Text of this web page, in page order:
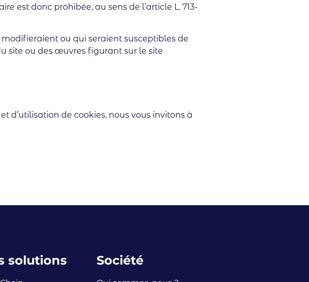
est donc prohibée, au sens de l’article L. 713-
ou qui seraient susceptibles de
site ou des œuvres figurant sur le site
d’utilisation de cookies, nous vous invitons à
solutions Société